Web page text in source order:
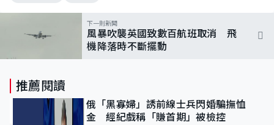
下一則新聞
風暴吹襲英國致數百航班取消 飛
機降落時不斷擺動
推薦閱讀
俄「黑寡婦」誘前線士兵閃婚騙撫恤
金 經紀戲稱「賺首期」被檢控